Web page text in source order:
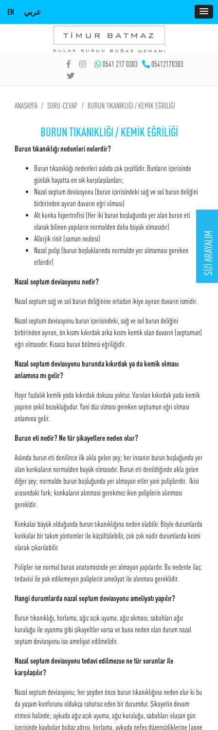
EN عربي
SİZİ ARAYALIM
0541 217 0303 05412170303
ANASAYFA SORU-CEVAP BURUN TIKANIKLIĞI / KEMİK EĞRİLİĞİ
BURUN TIKANIKLIĞI / KEMİK EĞRİLİĞİ
Burun tıkanıklığı nedenleri nelerdir?
Burun tıkanıklığı nedenleri aslıda çok çeşitlidir. Bunların içerisinde
günlük hayatta en sık karşılaşılanları;
Nazal septum deviasyonu (burun içerisindeki sağ ve sol burun deliğini
birbirinden ayıran duvarın eğri olması)
Alt konka hipertrofisi (Her iki burun boşluğunda yer alan burun eti
olarak bilinen yapıların normalden daha büyük olmasıdır)
Allerjik rinit (saman nezlesi)
Nazal polip (burun boşluklarında normalde yer almaması gereken
etlerdir)
Nazal septum deviasyonu nedir?
Nazal septum sağ ve sol burun deliğinine ortadan ikiye ayıran duvarın ismidir.
Nazal septum deviasyonu burun içerisindeki, sağ ve sol burun deliğini
birbirinden ayıran, ön kısmı kıkırdak arka kısmı kemik olan duvarın (septumun)
eğri olmasıdır. Kısaca burun bölmesi eğriliğidir.
Nazal septum deviasyonu burunda kıkırdak ya da kemik olması
anlamına mı gelir?
Hayır fazlalık kemik yada kıkırdak dokusu yoktur. Varolan kıkırdak yada kemik
yapının şekil bozukluğudur. Yani düz olması gereken septumun eğri olması
anlamına gelir.
Burun eti nedir? Ne tür şikayetlere neden olur?
Aslında burun eti denilince ilk akla gelen şey; her insanın burun boşluğunda yer
alan konkaların normalden büyük olmasıdır. Burun eti denildiğinde akla gelen
diğer şey; normalde burun boşluğunda yer almayan etler yani poliplerdir. İkisi
arasındaki fark; konkaların alınması gerekmez iken poliplerin alınması
gerekldir.
Konkalar büyük olduğunda burun tıkanıklığına neden olabilir. Böyle durumlarda
konkalar bir takım yöntemler ile küçültülebilir, çok çok nadir durumlarda kısmi
olarak çıkarılabilir.
Polipler ise normal burun anatomisinde yer almayan yapılardır. Bu nedenle ilaç
tedavisi ile yok edilemeyen poliplerin ameliyat ile alınması gereklidir.
Hangi durumlarda nazal septum deviasyonu ameliyatı yapılır?
Burun tıkanıklığı, horlama, ağız açık uyuma, ağız akması, sabahları ağız
kuruluğu ile uyanma gibi şikayeltler varsa ve buna neden olan durum nazal
septum deviasyonu ise ameliyat edilmelidir.
Nazal septum deviasyonu tedavi edilmezse ne tür sorunlar ile
karşılaşılır?
Nazal septum deviasyonu; her şeyden önce burun tıkanıklığına neden olur ki bu
da yaşam konforunu oldukça rahatsız eden bir durumdur. Şikayetin devam
etmesi halinde; uykuda ağız açık uyuma, ağız kuruluğu, sabahları oluşan gün
içerisinde kaybolan boğaz ağrısı, horlama, uykuda nefes düzensizliklerine (apne